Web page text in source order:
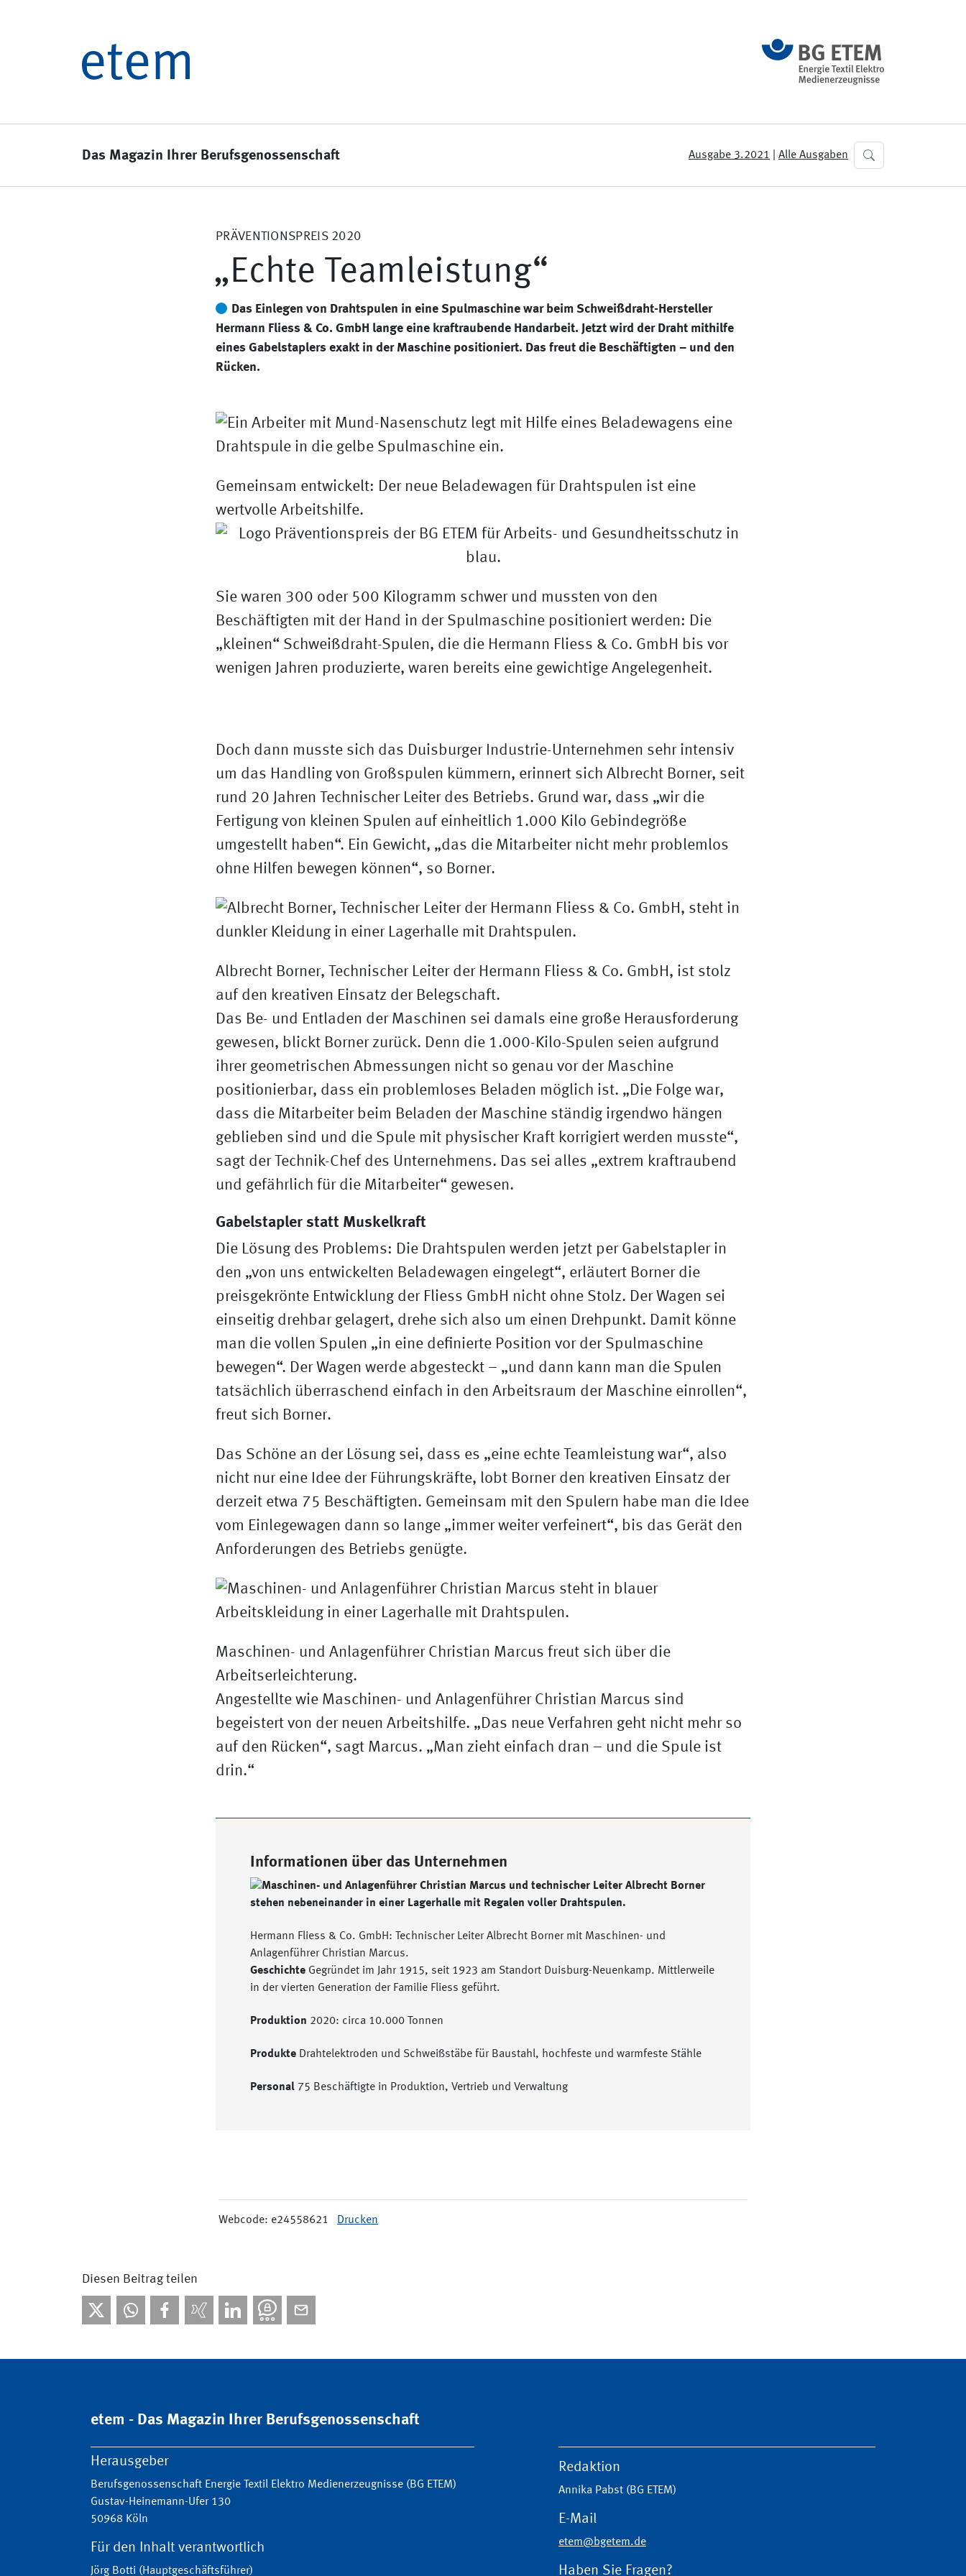
Das Magazin Ihrer Berufsgenossenschaft Ausgabe 3.2021 Alle Ausgaben
PRÄVENTIONSPREIS 2020
„Echte Teamleistung“
Das Einlegen von Drahtspulen in eine Spulmaschine war beim Schweißdraht-Hersteller
Hermann Fliess & Co. GmbH lange eine kraftraubende Handarbeit. Jetzt wird der Draht mithilfe
eines Gabelstaplers exakt in der Maschine positioniert. Das freut die Beschäftigten – und den
Rücken.
Gemeinsam entwickelt: Der neue Beladewagen für Drahtspulen ist eine
wertvolle Arbeitshilfe.
Sie waren 300 oder 500 Kilogramm schwer und mussten von den
Beschäftigten mit der Hand in der Spulmaschine positioniert werden: Die
„kleinen“ Schweißdraht-Spulen, die die Hermann Fliess & Co. GmbH bis vor
wenigen Jahren produzierte, waren bereits eine gewichtige Angelegenheit.
Doch dann musste sich das Duisburger Industrie-Unternehmen sehr intensiv
um das Handling von Großspulen kümmern, erinnert sich Albrecht Borner, seit
rund 20 Jahren Technischer Leiter des Betriebs. Grund war, dass „wir die
Fertigung von kleinen Spulen auf einheitlich 1.000 Kilo Gebindegröße
umgestellt haben“. Ein Gewicht, „das die Mitarbeiter nicht mehr problemlos
ohne Hilfen bewegen können“, so Borner.
Albrecht Borner, Technischer Leiter der Hermann Fliess & Co. GmbH, ist stolz
auf den kreativen Einsatz der Belegschaft.
Das Be- und Entladen der Maschinen sei damals eine große Herausforderung
gewesen, blickt Borner zurück. Denn die 1.000-Kilo-Spulen seien aufgrund
ihrer geometrischen Abmessungen nicht so genau vor der Maschine
positionierbar, dass ein problemloses Beladen möglich ist. „Die Folge war,
dass die Mitarbeiter beim Beladen der Maschine ständig irgendwo hängen
geblieben sind und die Spule mit physischer Kraft korrigiert werden musste“,
sagt der Technik-Chef des Unternehmens. Das sei alles „extrem kraftraubend
und gefährlich für die Mitarbeiter“ gewesen.
Gabelstapler statt Muskelkraft
Die Lösung des Problems: Die Drahtspulen werden jetzt per Gabelstapler in
den „von uns entwickelten Beladewagen eingelegt“, erläutert Borner die
preisgekrönte Entwicklung der Fliess GmbH nicht ohne Stolz. Der Wagen sei
einseitig drehbar gelagert, drehe sich also um einen Drehpunkt. Damit könne
man die vollen Spulen „in eine definierte Position vor der Spulmaschine
bewegen“. Der Wagen werde abgesteckt – „und dann kann man die Spulen
tatsächlich überraschend einfach in den Arbeitsraum der Maschine einrollen“,
freut sich Borner.
Das Schöne an der Lösung sei, dass es „eine echte Teamleistung war“, also
nicht nur eine Idee der Führungskräfte, lobt Borner den kreativen Einsatz der
derzeit etwa 75 Beschäftigten. Gemeinsam mit den Spulern habe man die Idee
vom Einlegewagen dann so lange „immer weiter verfeinert“, bis das Gerät den
Anforderungen des Betriebs genügte.
Maschinen- und Anlagenführer Christian Marcus freut sich über die
Arbeitserleichterung.
Angestellte wie Maschinen- und Anlagenführer Christian Marcus sind
begeistert von der neuen Arbeitshilfe. „Das neue Verfahren geht nicht mehr so
auf den Rücken“, sagt Marcus. „Man zieht einfach dran – und die Spule ist
drin.“
Informationen über das Unternehmen
Hermann Fliess & Co. GmbH: Technischer Leiter Albrecht Borner mit Maschinen- und
Anlagenführer Christian Marcus.
Geschichte Gegründet im Jahr 1915, seit 1923 am Standort Duisburg-Neuenkamp. Mittlerweile
in der vierten Generation der Familie Fliess geführt.
Produktion 2020: circa 10.000 Tonnen
Produkte Drahtelektroden und Schweißstäbe für Baustahl, hochfeste und warmfeste Stähle
Personal 75 Beschäftigte in Produktion, Vertrieb und Verwaltung
Webcode: e24558621 Drucken
Diesen Beitrag teilen
etem - Das Magazin Ihrer Berufsgenossenschaft
Herausgeber
Berufsgenossenschaft Energie Textil Elektro Medienerzeugnisse (BG ETEM)
Gustav-Heinemann-Ufer 130
50968 Köln
Für den Inhalt verantwortlich
Jörg Botti (Hauptgeschäftsführer)
Redaktion
Annika Pabst (BG ETEM)
E-Mail
etem@bgetem.de
Haben Sie Fragen?